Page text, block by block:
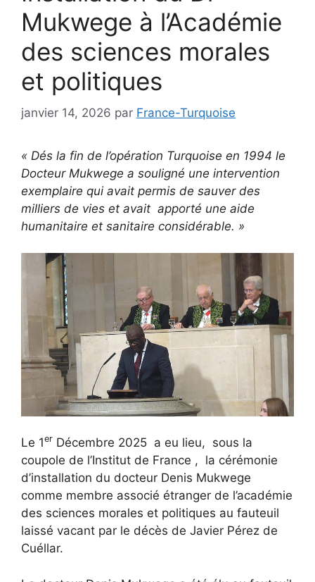
Mukwege à l’Académie
des sciences morales
et politiques
janvier 14, 2026 par France-Turquoise
« Dés la fin de l’opération Turquoise en 1994 le
Docteur Mukwege a souligné une intervention
exemplaire qui avait permis de sauver des
milliers de vies et avait apporté une aide
humanitaire et sanitaire considérable. »
Le 1er Décembre 2025 a eu lieu, sous la
coupole de l’Institut de France , la cérémonie
d’installation du docteur Denis Mukwege
comme membre associé étranger de l’académie
des sciences morales et politiques au fauteuil
laissé vacant par le décès de Javier Pérez de
Cuéllar.